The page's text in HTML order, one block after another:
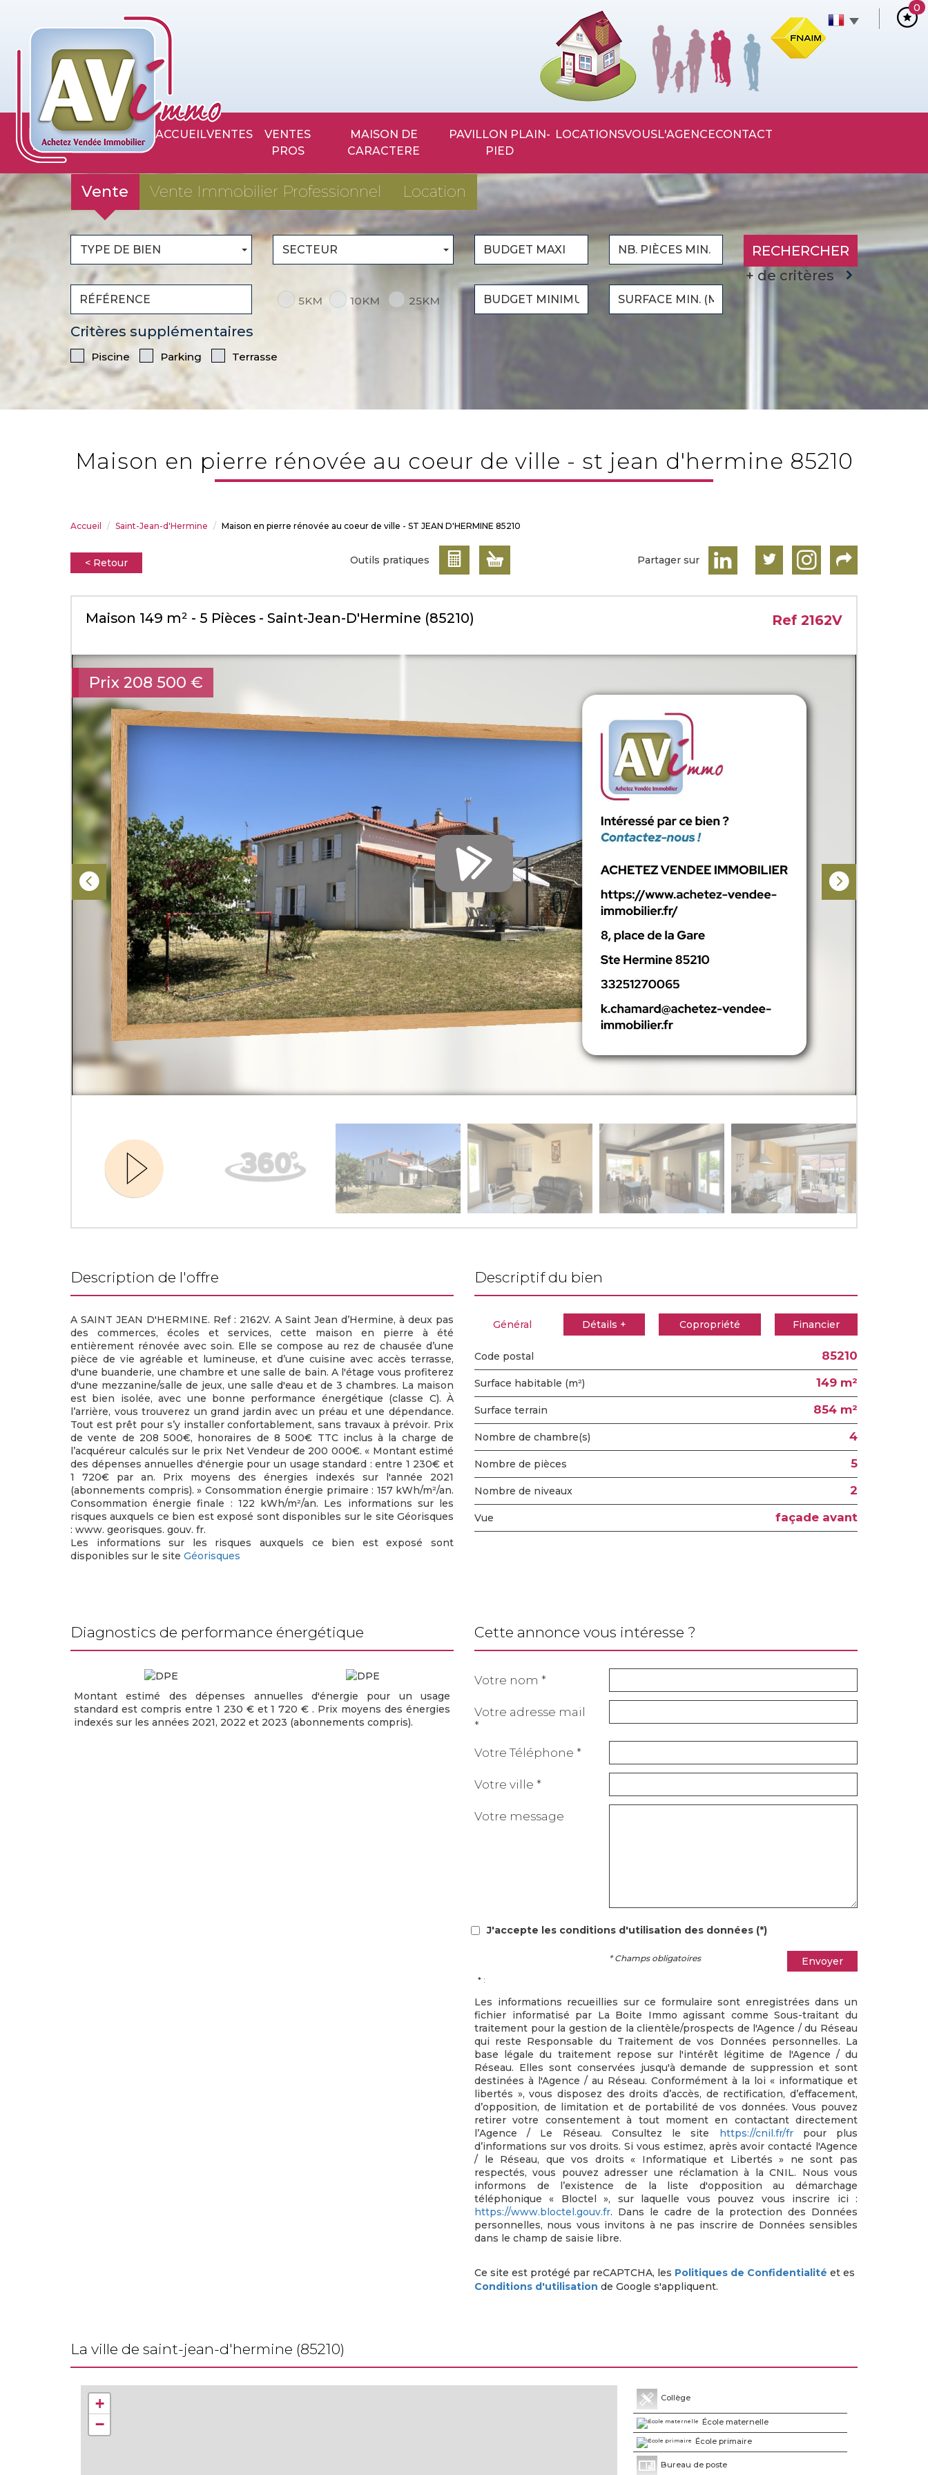
0
ACCUEIL VENTES
VENTES
PROS
MAISON DE
CARACTERE
PAVILLON PLAIN-
PIED
LOCATIONS VOUS L'AGENCE CONTACT
Vente Vente Immobilier Professionnel Location
TYPE DE BIEN SECTEUR
RECHERCHER
+ de critères
5KM 10KM 25KM
Critères supplémentaires
Piscine Parking Terrasse
maison en pierre rénovée au coeur de ville - st jean d'hermine 85210
Accueil Saint-Jean-d'Hermine Maison en pierre rénovée au coeur de ville - ST JEAN D'HERMINE 85210
< Retour Outils pratiques Partager sur
Maison 149 m² - 5 Pièces - Saint-Jean-D'Hermine (85210) Ref 2162V
Prix 208 500 €
description de l'offre
A SAINT JEAN D'HERMINE. Ref : 2162V. A Saint Jean d’Hermine, à deux pas
des commerces, écoles et services, cette maison en pierre à été
entièrement rénovée avec soin. Elle se compose au rez de chausée d’une
pièce de vie agréable et lumineuse, et d’une cuisine avec accès terrasse,
d'une buanderie, une chambre et une salle de bain. A l'étage vous profiterez
d'une mezzanine/salle de jeux, une salle d'eau et de 3 chambres. La maison
est bien isolée, avec une bonne performance énergétique (classe C). À
l’arrière, vous trouverez un grand jardin avec un préau et une dépendance.
Tout est prêt pour s’y installer confortablement, sans travaux à prévoir. Prix
de vente de 208 500€, honoraires de 8 500€ TTC inclus à la charge de
l’acquéreur calculés sur le prix Net Vendeur de 200 000€. « Montant estimé
des dépenses annuelles d'énergie pour un usage standard : entre 1 230€ et
1 720€ par an. Prix moyens des énergies indexés sur l'année 2021
(abonnements compris). » Consommation énergie primaire : 157 kWh/m²/an.
Consommation énergie finale : 122 kWh/m²/an. Les informations sur les
risques auxquels ce bien est exposé sont disponibles sur le site Géorisques
: www. georisques. gouv. fr.
Les informations sur les risques auxquels ce bien est exposé sont
disponibles sur le site Géorisques
descriptif du bien
Général Détails + Copropriété Financier
Code postal 85210
Surface habitable (m²) 149 m²
surface terrain 854 m²
Nombre de chambre(s) 4
Nombre de pièces 5
Nombre de niveaux 2
Vue façade avant
diagnostics de performance énergétique
Montant estimé des dépenses annuelles d'énergie pour un usage
standard est compris entre 1 230 € et 1 720 € . Prix moyens des énergies
indexés sur les années 2021, 2022 et 2023 (abonnements compris).
cette annonce vous intéresse ?
Votre nom *
Votre adresse mail
*
Votre Téléphone *
Votre ville *
Votre message
J'accepte les conditions d'utilisation des données (*)
Envoyer
* Champs obligatoires
* :
Les informations recueillies sur ce formulaire sont enregistrées dans un
fichier informatisé par La Boite Immo agissant comme Sous-traitant du
traitement pour la gestion de la clientèle/prospects de l'Agence / du Réseau
qui reste Responsable du Traitement de vos Données personnelles. La
base légale du traitement repose sur l'intérêt légitime de l'Agence / du
Réseau. Elles sont conservées jusqu'à demande de suppression et sont
destinées à l'Agence / au Réseau. Conformément à la loi « informatique et
libertés », vous disposez des droits d’accès, de rectification, d’effacement,
d’opposition, de limitation et de portabilité de vos données. Vous pouvez
retirer votre consentement à tout moment en contactant directement
l’Agence / Le Réseau. Consultez le site https://cnil.fr/frpour plus
d’informations sur vos droits. Si vous estimez, après avoir contacté l'Agence
/ le Réseau, que vos droits « Informatique et Libertés » ne sont pas
respectés, vous pouvez adresser une réclamation à la CNIL. Nous vous
informons de l’existence de la liste d'opposition au démarchage
téléphonique « Bloctel », sur laquelle vous pouvez vous inscrire ici :
https://www.bloctel.gouv.fr. Dans le cadre de la protection des Données
personnelles, nous vous invitons à ne pas inscrire de Données sensibles
dans le champ de saisie libre.
Ce site est protégé par reCAPTCHA, les Politiques de Confidentialité et es
Conditions d'utilisation de Google s'appliquent.
la ville de saint-jean-d'hermine (85210)
+
−
Collège
École maternelle
École primaire
Bureau de poste